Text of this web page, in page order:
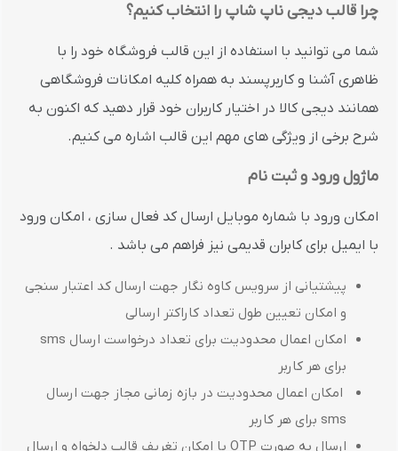
چرا قالب دیجی ناپ شاپ را انتخاب کنیم؟
شما می توانید با استفاده از این قالب فروشگاه خود را با
ظاهری آشنا و کاربرپسند به همراه کلیه امکانات فروشگاهی
همانند دیجی کالا در اختیار کاربران خود قرار دهید که اکنون به
شرح برخی از ویژگی های مهم این قالب اشاره می کنیم.
ماژول ورود و ثبت نام
امکان ورود با شماره موبایل ارسال کد فعال سازی ، امکان ورود
با ایمیل برای کابران قدیمی نیز فراهم می باشد .
پیشتیانی از سرویس کاوه نگار جهت ارسال کد اعتبار سنجی
و امکان تعیین طول تعداد کاراکتر ارسالی
امکان اعمال محدودیت برای تعداد درخواست ارسال sms
برای هر کاربر
‌ امکان اعمال محدودیت در بازه زمانی مجاز جهت ارسال
sms برای هر کاربر
ارسال به صورت OTP با امکان تغریف قالب دلخواه و ارسال